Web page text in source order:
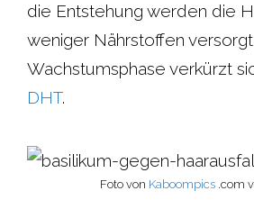
die Entstehung werden die
weniger Nährstoffen
Wachstumsphase verkürzt
DHT.
Foto von Kaboompics .com